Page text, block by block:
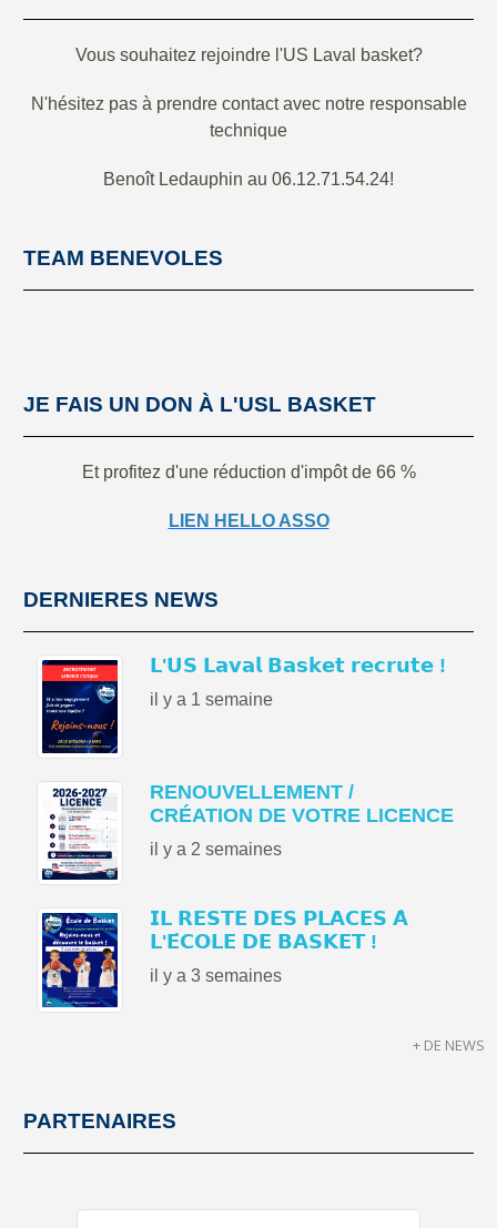
Vous souhaitez rejoindre l'US Laval basket?
N'hésitez pas à prendre contact avec notre responsable
technique
Benoît Ledauphin au 06.12.71.54.24!
TEAM BENEVOLES
JE FAIS UN DON À L'USL BASKET
Et profitez d'une réduction d'impôt de 66 %
LIEN HELLO ASSO
DERNIERES NEWS
𝗟'𝗨𝗦 𝗟𝗮𝘃𝗮𝗹 𝗕𝗮𝘀𝗸𝗲𝘁 𝗿𝗲𝗰𝗿𝘂𝘁𝗲 !
il y a 1 semaine
RENOUVELLEMENT /
CRÉATION DE VOTRE LICENCE
il y a 2 semaines
𝗜𝗟 𝗥𝗘𝗦𝗧𝗘 𝗗𝗘𝗦 𝗣𝗟𝗔𝗖𝗘𝗦 𝗔̀
𝗟'𝗘́𝗖𝗢𝗟𝗘 𝗗𝗘 𝗕𝗔𝗦𝗞𝗘𝗧 !
il y a 3 semaines
+ DE NEWS
PARTENAIRES